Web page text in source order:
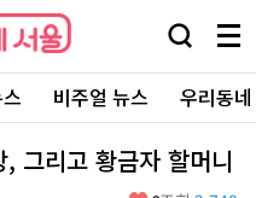
검
창
열
기
메
뉴
전
체
보
기
비주얼 뉴스 우리동
그리고 황금자 할머니